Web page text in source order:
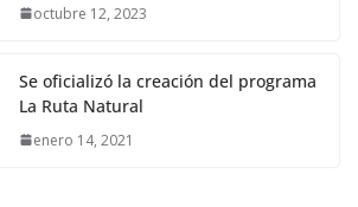
octubre 12, 2023
Se oficializó la creación del programa
La Ruta Natural
enero 14, 2021